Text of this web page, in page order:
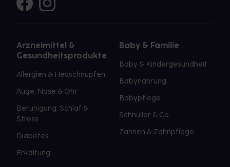
Arzneimittel &
Gesundheitsprodukte
Allergien & Heuschnupfen
Auge, Nase & Ohr
Beruhigung, Schlaf &
Stress
Diabetes
Erkältung
Baby & Familie
Baby & Kindergesundheit
Babynahrung
Babypflege
Schnuller & Co.
Zahnen & Zahnpflege